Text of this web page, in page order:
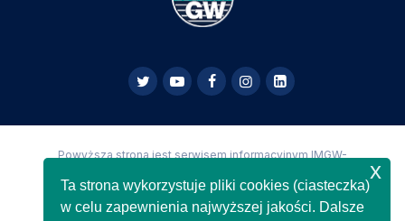
Powyższa strona jest serwisem informacyjnym IMGW-
Copyright IMGW-PIB Wszelkie prawa zastrzeżone
Ta strona wykorzystuje pliki cookies (ciasteczka)
w celu zapewnienia najwyższej jakości. Dalsze
x